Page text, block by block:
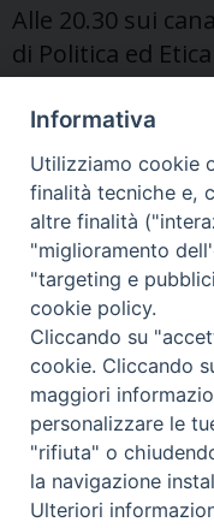
Alle 20.30 sui
di Politica ed
Luois Ska
Creato».
accessibile a
l'enciclica di
Informativa
Utilizziamo cookie
finalità tecniche e,
altre finalità
"miglioramento
"targeting e
cookie policy.
Cliccando su
cookie. Cliccando
maggiori
personalizzare le
"rifiuta" o
la navigazione
Ulteriori